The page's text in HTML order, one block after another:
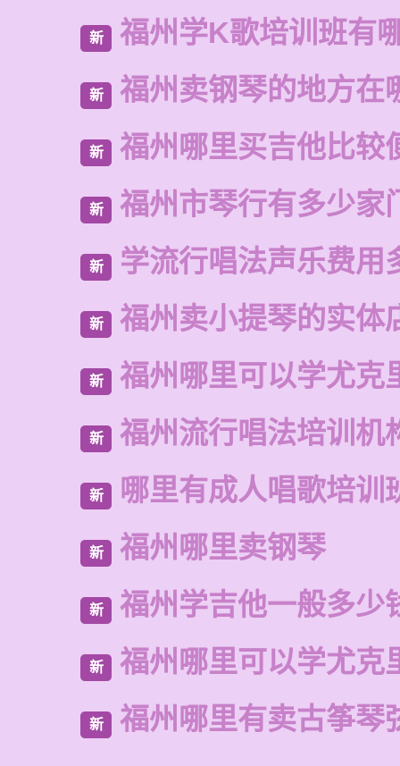
新 福州学K歌培训班有
新 福州卖钢琴的地方在
新 福州哪里买吉他比较
新 福州市琴行有多少家
新 学流行唱法声乐费用
新 福州卖小提琴的实体
新 福州哪里可以学尤克
新 福州流行唱法培训机
新 哪里有成人唱歌培训
新 福州哪里卖钢琴
新 福州学吉他一般多少
新 福州哪里可以学尤克
新 福州哪里有卖古筝琴